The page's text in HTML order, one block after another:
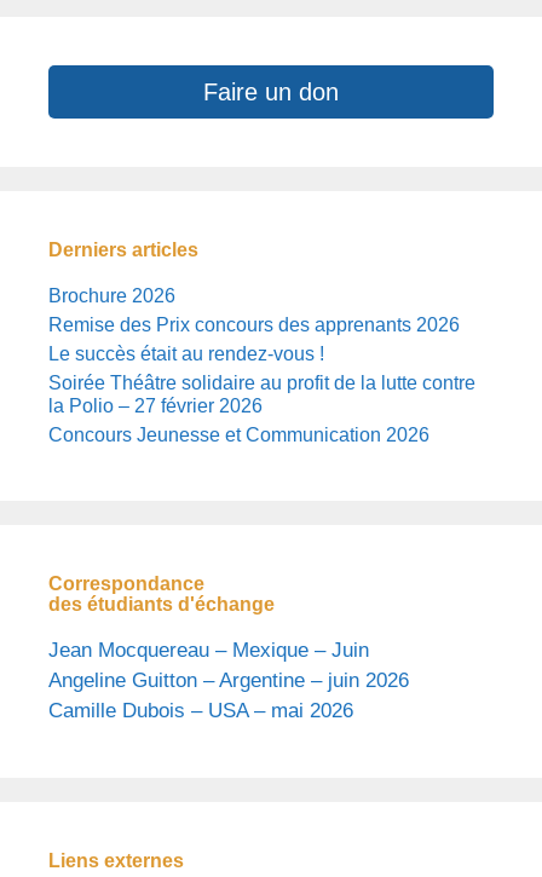
Faire un don
Derniers articles
Brochure 2026
Remise des Prix concours des apprenants 2026
Le succès était au rendez-vous !
Soirée Théâtre solidaire au profit de la lutte contre
la Polio – 27 février 2026
Concours Jeunesse et Communication 2026
Correspondance
des étudiants d'échange
Jean Mocquereau – Mexique – Juin
Angeline Guitton – Argentine – juin 2026
Camille Dubois – USA – mai 2026
Liens externes